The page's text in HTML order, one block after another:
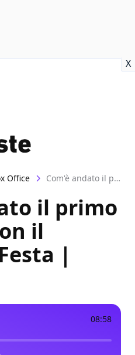
X
Office Com'è andato il primo weekend con il Cinema in Festa | Box-office
il primo
il
|
08:58